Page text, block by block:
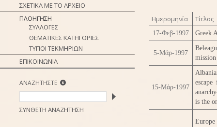
ΣΧΕΤΙΚΑ ΜΕ ΤΟ ΑΡΧΕΙΟ
ΠΛΟΗΓΗΣΗ
ΣΥΛΛΟΓΕΣ
ΘΕΜΑΤΙΚΕΣ ΚΑΤΗΓΟΡΙΕΣ
ΤΥΠΟΙ ΤΕΚΜΗΡΙΩΝ
ΕΠΙΚΟΙΝΩΝΙΑ
ΑΝΑΖΗΤΗΣΤΕ
ΣΥΝΘΕΤΗ ΑΝΑΖΗΤΗΣΗ
Ημερομηνία Τίτλος
17-Φεβ-1997 Greek
5-Μάρ-1997
15-Μάρ-1997
is the